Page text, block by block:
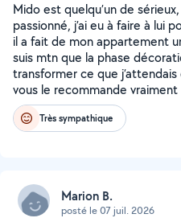
Mido est quelqu’un de
passionné, j’ai eu à faire à lui
il a fait de mon appartement
suis mtn que la phase
transformer ce que
vous le recommande vraiment
Très sympathique
Marion B.
posté le 07 juil. 2026